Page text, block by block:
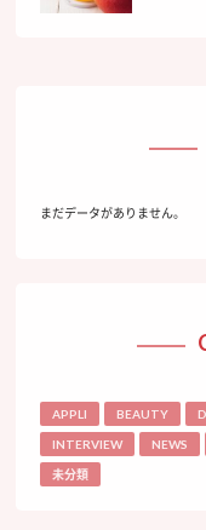
まだデータがありません。
APPLI BEAUTY
INTERVIEW NEWS
未分類